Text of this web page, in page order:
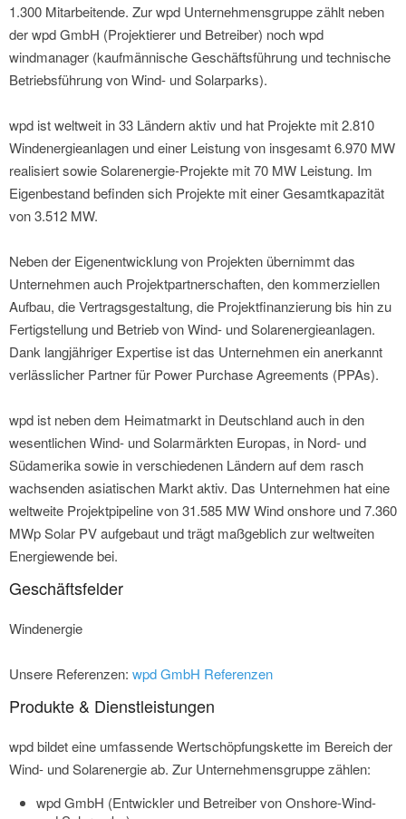
1.300 Mitarbeitende. Zur wpd Unternehmensgruppe zählt neben
der wpd GmbH (Projektierer und Betreiber) noch wpd
windmanager (kaufmännische Geschäftsführung und technische
Betriebsführung von Wind- und Solarparks).
wpd ist weltweit in 33 Ländern aktiv und hat Projekte mit 2.810
Windenergieanlagen und einer Leistung von insgesamt 6.970 MW
realisiert sowie Solarenergie-Projekte mit 70 MW Leistung. Im
Eigenbestand befinden sich Projekte mit einer Gesamtkapazität
von 3.512 MW.
Neben der Eigenentwicklung von Projekten übernimmt das
Unternehmen auch Projektpartnerschaften, den kommerziellen
Aufbau, die Vertragsgestaltung, die Projektfinanzierung bis hin zu
Fertigstellung und Betrieb von Wind- und Solarenergieanlagen.
Dank langjähriger Expertise ist das Unternehmen ein anerkannt
verlässlicher Partner für Power Purchase Agreements (PPAs).
wpd ist neben dem Heimatmarkt in Deutschland auch in den
wesentlichen Wind- und Solarmärkten Europas, in Nord- und
Südamerika sowie in verschiedenen Ländern auf dem rasch
wachsenden asiatischen Markt aktiv. Das Unternehmen hat eine
weltweite Projektpipeline von 31.585 MW Wind onshore und 7.360
MWp Solar PV aufgebaut und trägt maßgeblich zur weltweiten
Energiewende bei.
Geschäftsfelder
Windenergie
Unsere Referenzen: wpd GmbH Referenzen
Produkte & Dienstleistungen
wpd bildet eine umfassende Wertschöpfungskette im Bereich der
Wind- und Solarenergie ab. Zur Unternehmensgruppe zählen:
wpd GmbH (Entwickler und Betreiber von Onshore-Wind-